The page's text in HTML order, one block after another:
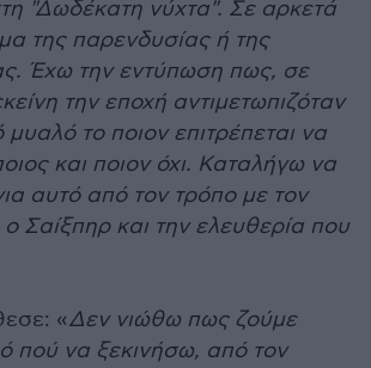
"Δωδέκατη νύχτα". Σε αρκετά
της παρενδυσίας ή της
Έχω την εντύπωση πως, σε
την εποχή αντιμετωπιζόταν
μυαλό το ποιον επιτρέπεται να
και ποιον όχι. Καταλήγω να
αυτό από τον τρόπο με τον
Σαίξπηρ και την ελευθερία που
«Δεν νιώθω πως ζούμε
πού να ξεκινήσω, από τον